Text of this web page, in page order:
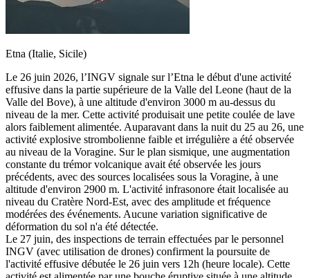
Etna (Italie, Sicile)
Le 26 juin 2026, l’INGV signale sur l’Etna le début d'une activité
effusive dans la partie supérieure de la Valle del Leone (haut de la
Valle del Bove), à une altitude d'environ 3000 m au-dessus du
niveau de la mer. Cette activité produisait une petite coulée de lave
alors faiblement alimentée. Auparavant dans la nuit du 25 au 26, une
activité explosive strombolienne faible et irrégulière a été observée
au niveau de la Voragine. Sur le plan sismique, une augmentation
constante du trémor volcanique avait été observée les jours
précédents, avec des sources localisées sous la Voragine, à une
altitude d'environ 2900 m. L'activité infrasonore était localisée au
niveau du Cratère Nord-Est, avec des amplitude et fréquence
modérées des événements. Aucune variation significative de
déformation du sol n'a été détectée.
Le 27 juin, des inspections de terrain effectuées par le personnel
INGV (avec utilisation de drones) confirment la poursuite de
l'activité effusive débutée le 26 juin vers 12h (heure locale). Cette